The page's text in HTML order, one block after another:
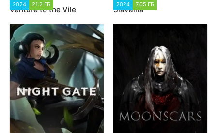
2024 21.2 ГБ
Venture to the Vile
2024 7.05 ГБ
Slavania